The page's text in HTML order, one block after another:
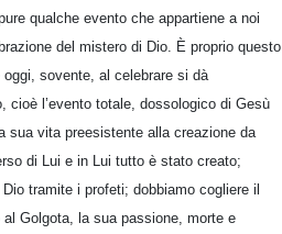
qualche evento che appartiene a noi
del mistero di Dio. È proprio questo
sovente, al celebrare si dà
cioè l’evento totale, dossologico di Gesù
sua vita preesistente alla creazione da
di Lui e in Lui tutto è stato creato;
tramite i profeti; dobbiamo cogliere il
Golgota, la sua passione, morte e